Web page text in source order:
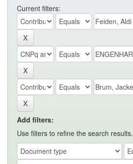
Current filters:
Add filters:
Use filters to refine the search results.